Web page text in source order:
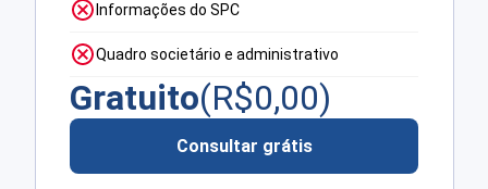
Informações do SPC
Quadro societário e administrativo
Gratuito(R$0,00)
Consultar grátis